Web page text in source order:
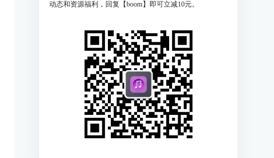
动态和资源福利，回复【boom】即可立减10元。